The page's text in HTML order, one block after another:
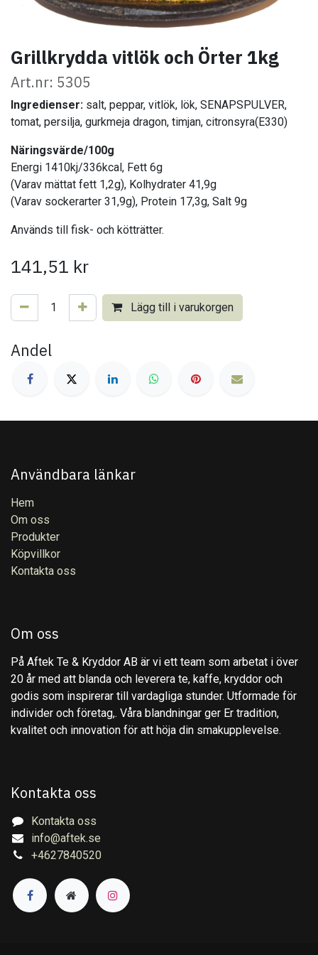
Grillkrydda vitlök och Örter 1kg
Art.nr: 5305
Ingredienser: salt, peppar, vitlök, lök, SENAPSPULVER,
tomat, persilja, gurkmeja dragon, timjan, citronsyra(E330)
Näringsvärde/100g
Energi 1410kj/336kcal, Fett 6g
(Varav mättat fett 1,2g), Kolhydrater 41,9g
(Varav sockerarter 31,9g), Protein 17,3g, Salt 9g
Används till fisk- och kötträtter.
141,51 kr
Lägg till i varukorgen
Andel
Användbara länkar
Hem
Om oss
Produkter
Köpvillkor
Kontakta oss
Om oss
På Aftek Te & Kryddor AB är vi ett team som arbetat i över
20 år med att blanda och leverera te, kaffe, kryddor och
godis som inspirerar till vardagliga stunder. Utformade för
individer och företag,. Våra blandningar ger Er tradition,
kvalitet och innovation för att höja din smakupplevelse.
Kontakta oss
Kontakta oss
info@aftek.se
+4627840520